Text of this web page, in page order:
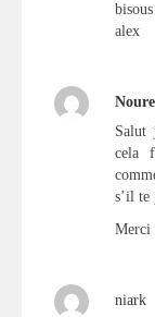
bisous
alex
Salut
cela
s’il te
Merci
niark